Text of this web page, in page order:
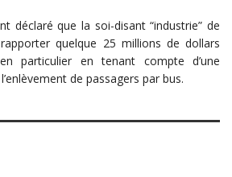
déclaré que la soi-disant “industrie” de
quelque 25 millions de dollars
particulier en tenant compte d’une
de passagers par bus.